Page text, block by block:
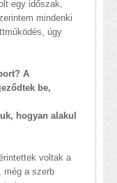
egy időszak,
mindenki
úgy
A
be,
hogyan alakul
voltak a
még a szerb